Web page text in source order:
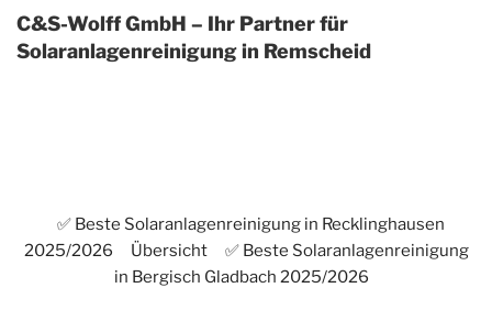
C&S-Wolff GmbH – Ihr Partner für
Solaranlagenreinigung in Remscheid
✅ Beste Solaranlagenreinigung in Recklinghausen
2025/2026
Übersicht
✅ Beste Solaranlagenreinigung
in Bergisch Gladbach 2025/2026